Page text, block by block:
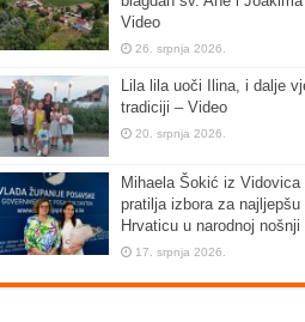
Video
26. srpnja 2026.
Lila lila uoči Ilina, i dalje
tradiciji – Video
20. srpnja 2026.
Mihaela Šokić iz Vidovica
pratilja izbora za najljepšu
Hrvaticu u narodnoj nošnji
17. srpnja 2026.